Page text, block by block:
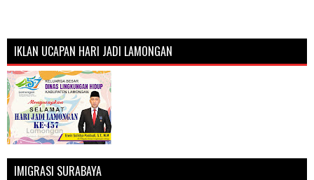
IKLAN UCAPAN HARI JADI LAMONGAN
IMIGRASI SURABAYA